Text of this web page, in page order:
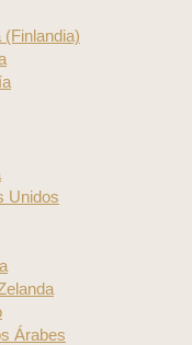
(Finlandia)
Unidos
Árabes